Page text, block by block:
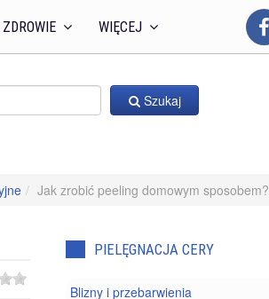
ZDROWIE WIĘCEJ
Szukaj
Jak zrobić peeling domowym sposobem?
PIELĘGNACJA CERY
Blizny i przebarwienia